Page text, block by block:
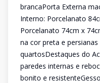
brancaPorta Externa
Interno: Porcelanato
Porcelanato 74cm x
na cor preta e
quartosDestaques do
paredes internas e
bonito e